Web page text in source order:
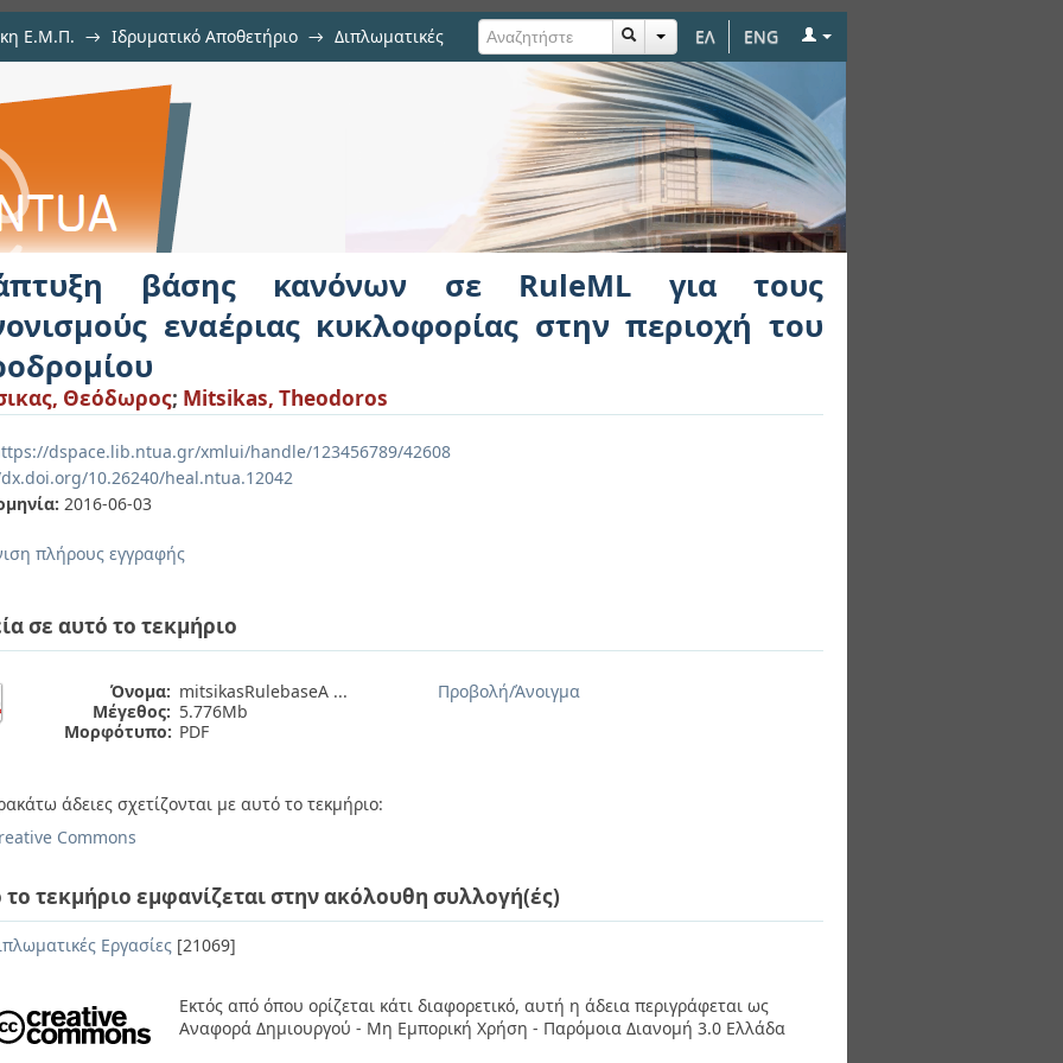
ΕΛ ENG
Ε.Μ.Π. → Ιδρυματικό Αποθετήριο → Διπλωματικές
σε RuleML για τους κανονισμούς εναέριας
του αεροδρομίου
βάσης κανόνων σε RuleML για τους
εναέριας κυκλοφορίας στην περιοχή του
Θεόδωρος; Mitsikas, Theodoros
dspace.lib.ntua.gr/xmlui/handle/123456789/42608
10.26240/heal.ntua.12042
2016-06-03
πλήρους εγγραφής
σε αυτό το τεκμήριο
Όνομα: mitsikasRulebaseA ...
Μέγεθος: 5.776Mb
Μορφότυπο: PDF
Προβολή/Άνοιγμα
άδειες σχετίζονται με αυτό το τεκμήριο:
Commons
το τεκμήριο εμφανίζεται στην ακόλουθη συλλογή(ές)
Εργασίες [21069]
Εκτός από όπου ορίζεται κάτι διαφορετικό, αυτή η άδεια περιγράφεται ως
Αναφορά Δημιουργού - Μη Εμπορική Χρήση - Παρόμοια Διανομή 3.0 Ελλάδα